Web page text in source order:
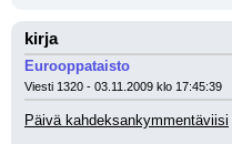
kirja
Eurooppataisto
Viesti 1320 - 03.11.2009 klo 17:45:39
Päivä kahdeksankymmentäviisi